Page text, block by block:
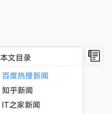
本文目录
百度热搜新闻
知乎新闻
IT之家新闻